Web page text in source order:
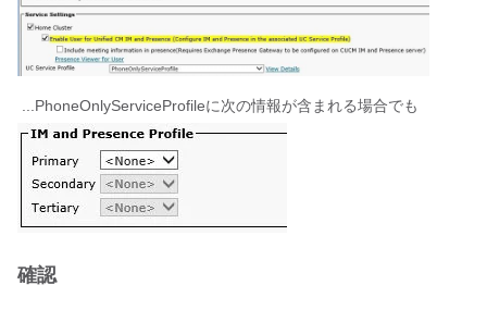
...PhoneOnlyServiceProfileに次の情報が含まれる場合でも
確認